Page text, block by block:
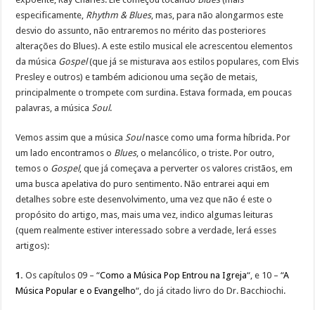
especificamente, Rhythm & Blues, mas, para não alongarmos este
desvio do assunto, não entraremos no mérito das posteriores
alterações do Blues). A este estilo musical ele acrescentou elementos
da música Gospel(que já se misturava aos estilos populares, com Elvis
Presley e outros) e também adicionou uma seção de metais,
principalmente o trompete com surdina. Estava formada, em poucas
palavras, a música Soul.
Vemos assim que a música Soulnasce como uma forma híbrida. Por
um lado encontramos o Blues, o melancólico, o triste. Por outro,
temos o Gospel, que já começava a perverter os valores cristãos, em
uma busca apelativa do puro sentimento. Não entrarei aqui em
detalhes sobre este desenvolvimento, uma vez que não é este o
propósito do artigo, mas, mais uma vez, indico algumas leituras
(quem realmente estiver interessado sobre a verdade, lerá esses
artigos):
1. Os capítulos 09 – “Como a Música Pop Entrou na Igreja“, e 10 – “A
Música Popular e o Evangelho“, do já citado livro do Dr. Bacchiochi.